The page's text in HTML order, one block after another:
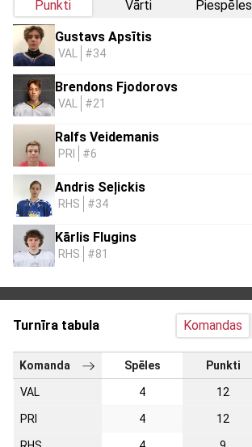
Punkti
Vārti Piespēles
Gustavs Apsītis
VAL #34
Brendons Fjodorovs
VAL #21
Ralfs Veidemanis
PRI #6
Andris Seļickis
RHS #34
Kārlis Flugins
RHS #81
Turnīra tabula Komandas
Komanda Spēles Punkti
VAL 4 12
PRI 4 12